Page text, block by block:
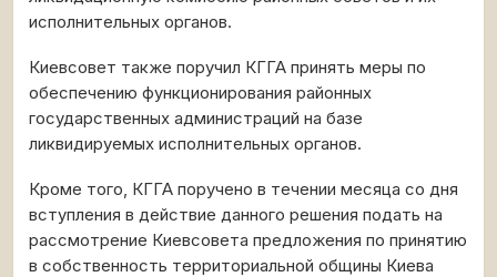
исполнительных органов.
Киевсовет также поручил КГГА принять меры по
обеспечению функционирования районных
государственных администраций на базе
ликвидируемых исполнительных органов.
Кроме того, КГГА поручено в течении месяца со дня
вступления в действие данного решения подать на
рассмотрение Киевсовета предложения по принятию
в собственность территориальной общины Киева